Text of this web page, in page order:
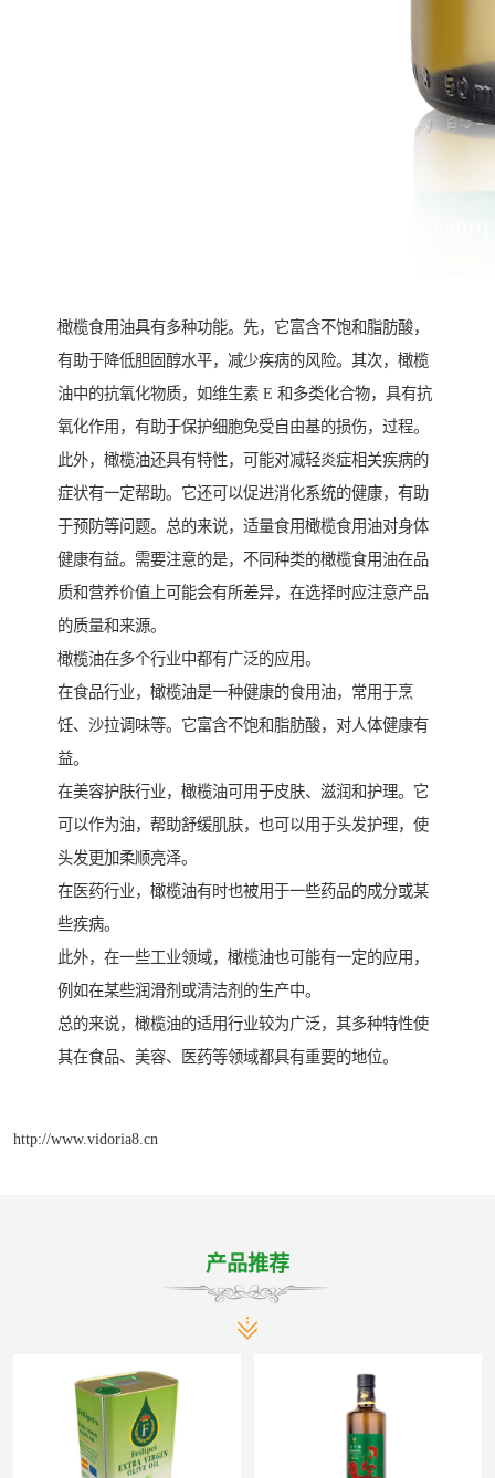
橄榄食用油具有多种功能。先，它富含不饱和脂肪酸，
有助于降低胆固醇水平，减少疾病的风险。其次，橄榄
油中的抗氧化物质，如维生素 E 和多类化合物，具有抗
氧化作用，有助于保护细胞免受自由基的损伤，过程。
此外，橄榄油还具有特性，可能对减轻炎症相关疾病的
症状有一定帮助。它还可以促进消化系统的健康，有助
于预防等问题。总的来说，适量食用橄榄食用油对身体
健康有益。需要注意的是，不同种类的橄榄食用油在品
质和营养价值上可能会有所差异，在选择时应注意产品
的质量和来源。
橄榄油在多个行业中都有广泛的应用。
在食品行业，橄榄油是一种健康的食用油，常用于烹
饪、沙拉调味等。它富含不饱和脂肪酸，对人体健康有
益。
在美容护肤行业，橄榄油可用于皮肤、滋润和护理。它
可以作为油，帮助舒缓肌肤，也可以用于头发护理，使
头发更加柔顺亮泽。
在医药行业，橄榄油有时也被用于一些药品的成分或某
些疾病。
此外，在一些工业领域，橄榄油也可能有一定的应用，
例如在某些润滑剂或清洁剂的生产中。
总的来说，橄榄油的适用行业较为广泛，其多种特性使
其在食品、美容、医药等领域都具有重要的地位。
http://www.vidoria8.cn
产品推荐